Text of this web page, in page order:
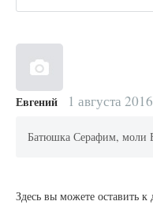
Евгений 1 августа
Батюшка Серафим, моли
Здесь вы можете оставить